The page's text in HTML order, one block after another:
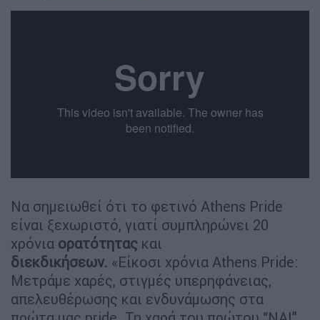
Να σημειωθεί ότι το φετινό Athens Pride
είναι ξεχωριστό, γιατί συμπληρώνει 20
χρόνια ορατότητας και
διεκδικήσεων. «Είκοσι χρόνια Athens Pride:
Μετράμε χαρές, στιγμές υπερηφάνειας,
απελευθέρωσης και ενδυνάμωσης στα